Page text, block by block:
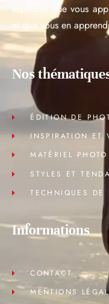
espérons que vous
et que vous en
Nos
ÉDITION DE
INSPIRATION ET
MATÉRIEL PHOTO
STYLES ET
TECHNIQUES DE
Informations
CONTACT
MENTIONS